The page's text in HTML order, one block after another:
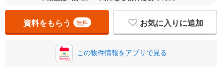
金利 ％
0.01%
資料をもらう 無料 お気に入りに追加
この物件情報をアプリで見る